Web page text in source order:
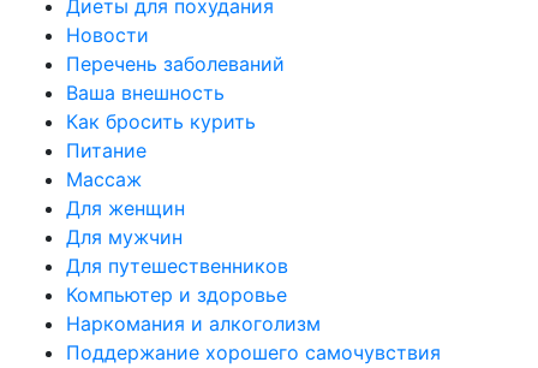
Диеты для похудания
Новости
Перечень заболеваний
Ваша внешность
Как бросить курить
Питание
Массаж
Для женщин
Для мужчин
Для путешественников
Компьютер и здоровье
Наркомания и алкоголизм
Поддержание хорошего самочувствия